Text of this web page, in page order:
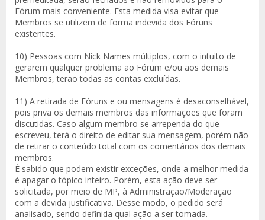
Fórum mais conveniente. Esta medida visa evitar que
Membros se utilizem de forma indevida dos Fóruns
existentes.
10) Pessoas com Nick Names múltiplos, com o intuito de
gerarem qualquer problema ao Fórum e/ou aos demais
Membros, terão todas as contas excluídas.
11) A retirada de Fóruns e ou mensagens é desaconselhável,
pois priva os demais membros das informações que foram
discutidas. Caso algum membro se arrependa do que
escreveu, terá o direito de editar sua mensagem, porém não
de retirar o conteúdo total com os comentários dos demais
membros.
É sabido que podem existir exceções, onde a melhor medida
é apagar o tópico inteiro. Porém, esta ação deve ser
solicitada, por meio de MP, à Administração/Moderação
com a devida justificativa. Desse modo, o pedido será
analisado, sendo definida qual ação a ser tomada.